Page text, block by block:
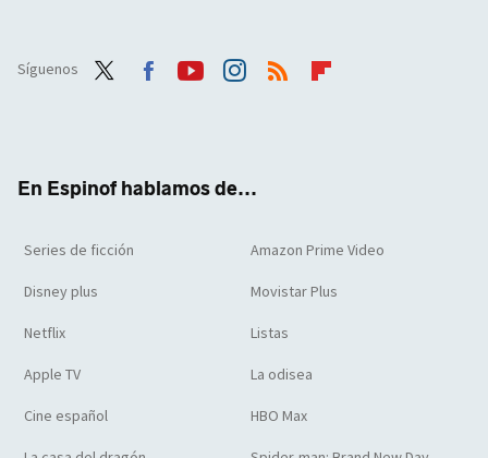
Síguenos
En Espinof hablamos de...
Series de ficción Amazon Prime Video
Disney plus Movistar Plus
Netflix Listas
Apple TV La odisea
Cine español HBO Max